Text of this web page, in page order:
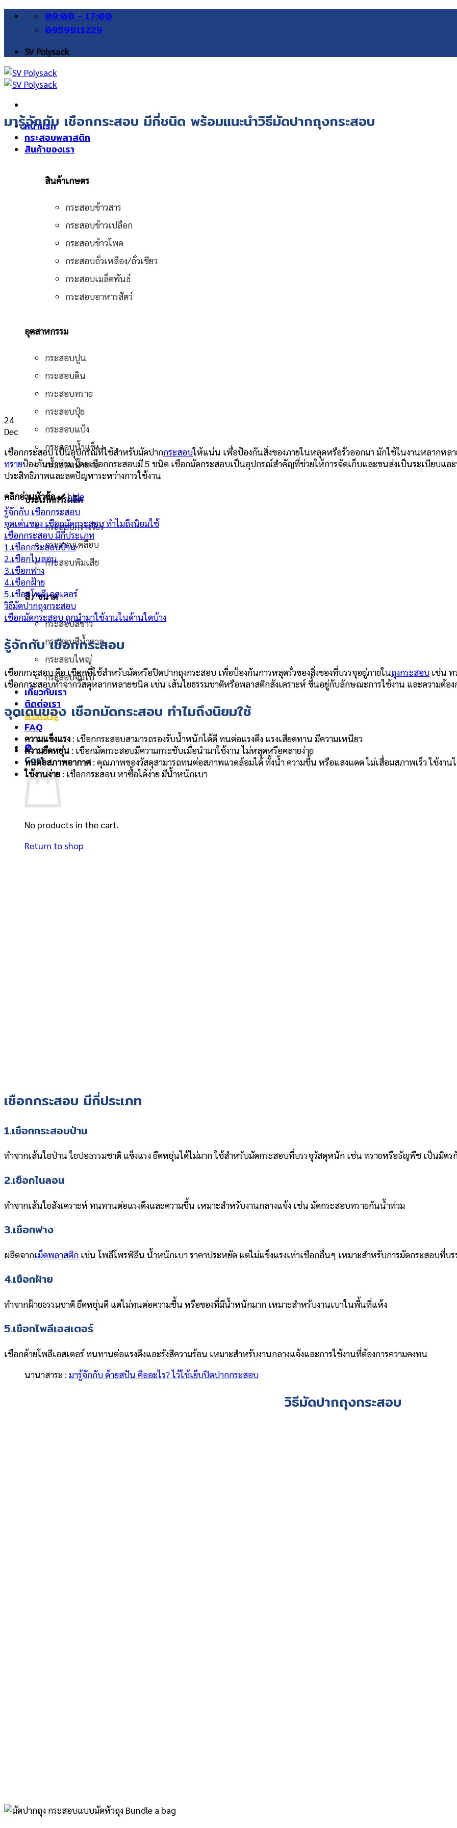
Skip
09:00 - 17:00
0959911229
SV Polysack
หน้าแรก
กระสอบพลาสติก
สินค้าของเรา
สินค้าเกษตร
กระสอบข้าวสาร
กระสอบข้าวเปลือก
กระสอบข้าวโพด
กระสอบถั่วเหลือง/ถั่วเขียว
กระสอบเมล็ดพันธ์
กระสอบอาหารสัตว์
อุตสาหกรรม
กระสอบปูน
กระสอบดิน
กระสอบทราย
กระสอบปุ๋ย
กระสอบแป้ง
กระสอบน้ำแข็ง
กระสอบน้ำตาล
ประเภทการผลิต
กระสอบกราเวียร์
กระสอบเคลือบ
กระสอบพิมเสีย
สี / ขนาด
กระสอบสีขาว
กระสอบสีน้ำตาล
กระสอบใหญ่
กระสอบจัมโบ้
เกี่ยวกับเรา
ติดต่อเรา
สาระน่ารู้
FAQ
0
Cart
No products in the cart.
Return to shop
มารู้จักกับ เชือกกระสอบ มีกี่ชนิด พร้อมแนะนำวิธีมัดปากถุงกระสอบ
24
Dec
เชือกกระสอบ เป็นอุปกรณ์ที่ใช้สำหรับมัดปากกระสอบให้แน่น เพื่อป้องกันสิ่งของภายในหลุดหรือรั่วออกมา มักใช้ในงานหลากหล
ทรายป้องกันน้ำท่วม โดยเชือกกระสอบมี 5 ชนิด เชือกมัดกระสอบเป็นอุปกรณ์สำคัญที่ช่วยให้การจัดเก็บและขนส่งเป็นระเบียบแล
ประสิทธิภาพและลดปัญหาระหว่างการใช้งาน
คลิกอ่านหัวข้อ ✔️hide
รู้จักกับ เชือกกระสอบ
จุดเด่นของ เชือกมัดกระสอบ ทำไมถึงนิยมใช้
เชือกกระสอบ มีกี่ประเภท
1.เชือกกระสอบป่าน
2.เชือกไนลอน
3.เชือกฟาง
4.เชือกฝ้าย
5.เชือกโพลีเอสเตอร์
วิธีมัดปากถุงกระสอบ
เชือกมัดกระสอบ ถูกนำมาใช้งานในด้านใดบ้าง
รู้จักกับ เชือกกระสอบ
เชือกกระสอบ คือ เชือกที่ใช้สำหรับมัดหรือปิดปากถุงกระสอบ เพื่อป้องกันการหลุดรั่วของสิ่งของที่บรรจุอยู่ภายในถุงกระสอบ เช่น ท
เชือกกระสอบทำจากวัสดุหลากหลายชนิด เช่น เส้นใยธรรมชาติหรือพลาสติกสังเคราะห์ ขึ้นอยู่กับลักษณะการใช้งาน และความต้อ
จุดเด่นของ เชือกมัดกระสอบ ทำไมถึงนิยมใช้
ความแข็งแรง : เชือกกระสอบสามารถรองรับน้ำหนักได้ดี ทนต่อแรงดึง แรงเสียดทาน มีความเหนียว
ความยืดหยุ่น : เชือกมัดกระสอบมีความกระชับเมื่อนำมาใช้งาน ไม่หลุดหรือคลายง่าย
ทนต่อสภาพอากาศ : คุณภาพของวัสดุสามารถทนต่อสภาพแวดล้อมได้ ทั้งน้ำ ความชื้น หรือแสงแดด ไม่เสื่อมสภาพเร็ว ใช้งาน
ใช้งานง่าย : เชือกกระสอบ หาซื้อได้ง่าย มีน้ำหนักเบา
เชือกกระสอบ มีกี่ประเภท
1.เชือกกระสอบป่าน
ทำจากเส้นใยป่าน ใยปอธรรมชาติ แข็งแรง ยืดหยุ่นได้ไม่มาก ใช้สำหรับมัดกระสอบที่บรรจุวัสดุหนัก เช่น ทรายหรือธัญพืช เป็นมิตร
2.เชือกไนลอน
ทำจากเส้นใยสังเคราะห์ ทนทานต่อแรงดึงและความชื้น เหมาะสำหรับงานกลางแจ้ง เช่น มัดกระสอบทรายกันน้ำท่วม
3.เชือกฟาง
ผลิตจากเม็ดพลาสติก เช่น โพลีโพรพิลีน น้ำหนักเบา ราคาประหยัด แต่ไม่แข็งแรงเท่าเชือกอื่นๆ เหมาะสำหรับการมัดกระสอบที่บร
4.เชือกฝ้าย
ทำจากฝ้ายธรรมชาติ ยืดหยุ่นดี แต่ไม่ทนต่อความชื้น หรือของที่มีน้ำหนักมาก เหมาะสำหรับงานเบาในพื้นที่แห้ง
5.เชือกโพลีเอสเตอร์
เชือกด้ายโพลีเอสเตอร์ ทนทานต่อแรงดึงและรังสีความร้อน เหมาะสำหรับงานกลางแจ้งและการใช้งานที่ต้องการความคงทน
นานาสาระ : มารู้จักกับ ด้ายสปัน คืออะไร? ไว้ใช้เย็บปิดปากกระสอบ
วิธีมัดปากถุงกระสอบ